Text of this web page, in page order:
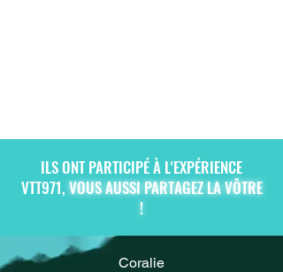
ILS ONT PARTICIPÉ À L'EXPÉRIENCE
VTT971,VOUS AUSSI PARTAGEZ LA VÔTRE
!
Coralie